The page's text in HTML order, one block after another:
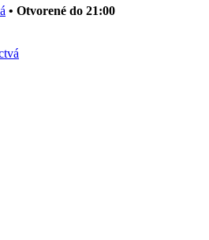
• Otvorené do 21:00